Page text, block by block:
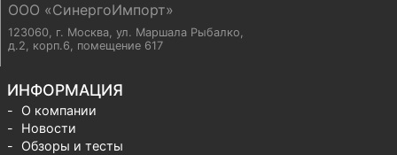
ООО «СинергоИмпорт»
123060, г. Москва, ул. Маршала Рыбалко,
д.2, корп.6, помещение 617
ИНФОРМАЦИЯ
О компании
Новости
Обзоры и тесты